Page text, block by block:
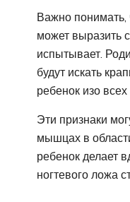
Важно понимать,
может выразить
испытывает.
будут искать
ребенок изо
Эти признаки
мышцах в
ребенок делает
ногтевого ложа